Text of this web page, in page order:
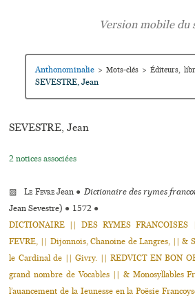
Anthonominalie > Mots-clés > Éditeurs,
SEVESTRE, Jean
SEVESTRE, Jean
2 notices associées
▨Le FevreJean ● Dictionaire des rymes
Jean Sevestre) ● 1572 ●
DICTIONAIRE || DES RYMES
FEVRE, || Dijonnois, Chanoine de Langres, || &
le Cardinal de || Givry. || REDVICT EN BON
grand nombre de Vocables || & Monosyllables
l’auan­ce­ment de la Ieunesse en la Poësie